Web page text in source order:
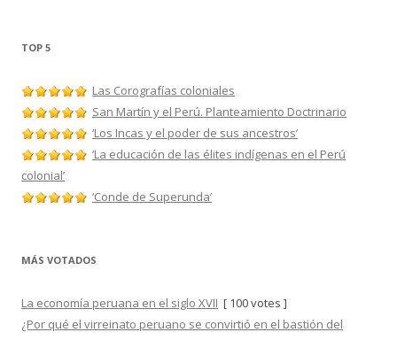
TOP 5
Las Corografías coloniales
San Martín y el Perú. Planteamiento Doctrinario
‘Los Incas y el poder de sus ancestros’
‘La educación de las élites indígenas en el Perú
colonial’
‘Conde de Superunda’
MÁS VOTADOS
La economía peruana en el siglo XVII [ 100 votes ]
¿Por qué el virreinato peruano se convirtió en el bastión del